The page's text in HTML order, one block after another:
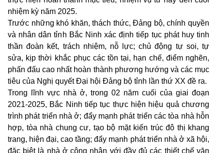
nhiệm kỳ năm 2025.
Trước những khó khăn, thách thức, Đảng bộ, chính quyền
và nhân dân tỉnh Bắc Ninh xác định tiếp tục phát huy tinh
thần đoàn kết, trách nhiệm, nỗ lực; chủ động tự soi, tự
sửa, kịp thời khắc phục các tồn tại, hạn chế, điểm nghẽn,
phấn đấu cao nhất hoàn thành phương hướng và các mục
tiêu của Nghị quyết Đại hội Đảng bộ tỉnh lần thứ XX đề ra.
Trong lĩnh vực nhà ở, trong 02 năm cuối của giai đoạn
2021-2025, Bắc Ninh tiếp tục thực hiện hiệu quả chương
trình phát triển nhà ở; đẩy mạnh phát triển các tòa nhà hỗn
hợp, tòa nhà chung cư, tạo bộ mặt kiến trúc đô thị khang
trang, hiện đại, cao tầng; đẩy mạnh phát triển nhà ở xã hội,
đặc biệt là nhà ở công nhân với đầy đủ các thiết chế văn